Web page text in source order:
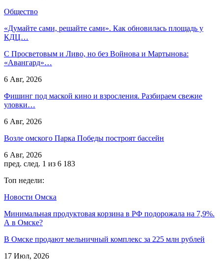
Общество
«Думайте сами, решайте сами». Как обновилась площадь у
КДЦ…
С Просветовым и Ливо, но без Войнова и Мартынова:
«Авангард»…
6 Авг, 2026
Фишинг под маской кино и взросления. Разбираем свежие
уловки…
6 Авг, 2026
Возле омского Парка Победы построят бассейн
6 Авг, 2026
пред. след. 1 из 6 183
Топ недели:
Новости Омска
Минимальная продуктовая корзина в РФ подорожала на 7,9%.
А в Омске?
В Омске продают мельничный комплекс за 225 млн рублей
17 Июл, 2026